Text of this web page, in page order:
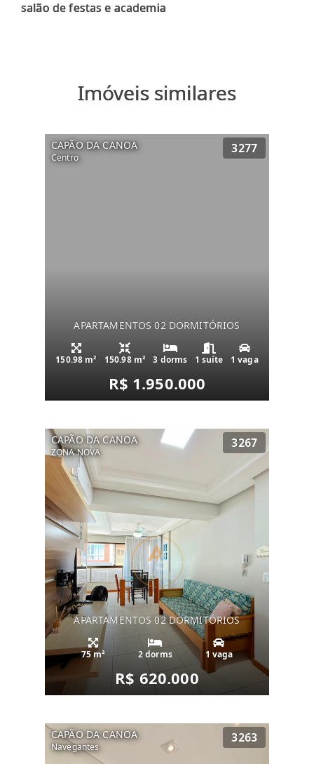
Imóveis similares
CAPÃO DA CANOA
Centro
3277
APARTAMENTOS 02 DORMITÓRIOS
150.98 m² 150.98 m² 3 dorms 1 suíte 1 vaga
R$ 1.950.000
CAPÃO DA CANOA
ZONA NOVA
3267
APARTAMENTOS 02 DORMITÓRIOS
75 m² 2 dorms 1 vaga
R$ 620.000
CAPÃO DA CANOA
Navegantes
3263